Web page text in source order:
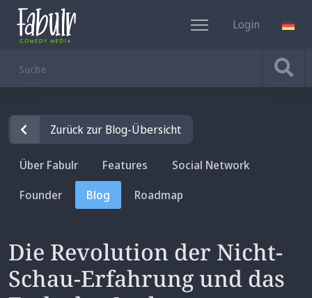
Login
DE
Zurück zur Blog-Übersicht
Über Fabulr Features
Social Network
Founder
Blog Roadmap
Die Revolution der Nicht-
Schau-Erfahrung und das